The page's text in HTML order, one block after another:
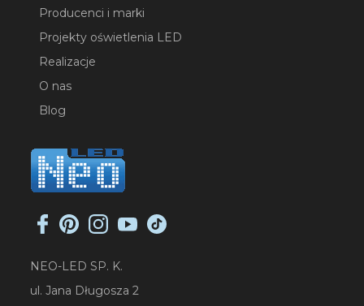
Producenci i marki
Projekty oświetlenia LED
Realizacje
O nas
Blog
NEO-LED SP. K.
ul. Jana Długosza 2